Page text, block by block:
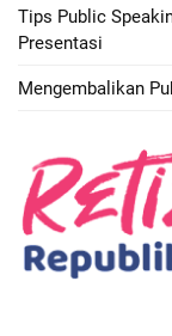
Tips Public
Presentasi
Mengembalikan